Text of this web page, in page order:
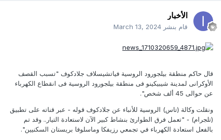
الأخبار
قام بنشر March 13, 2024
قال حاكم منطقة بيلجورود الروسية فياتشيسلاف جلادكوف "تسبب القصف
الأوكرانى لمدينة شيبيكينو فى منطقة بيلجورود الروسية فى انقطاع الكهرباء
عن حوالى 45 ألف شخص".
ونقلت وكالة (تاس) الروسية للأنباء عن جلادكوف قوله - عبر قناته على تطبيق
(تلجرام) - "تعمل فرق الطوارئ بنشاط كبير الآن لاستعادة التيار.. وقد تم
بالفعل استعادة الكهرباء في تجمعي رزيفكا وماسلوفا بريستان السكنيين".